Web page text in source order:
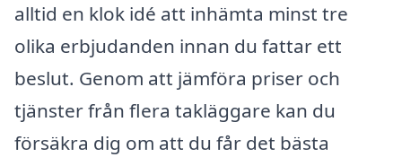
alltid en klok idé att inhämta minst tre
olika erbjudanden innan du fattar ett
beslut. Genom att jämföra priser och
tjänster från flera takläggare kan du
försäkra dig om att du får det bästa